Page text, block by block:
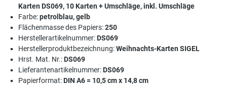
Karten DS069, 10 Karten + Umschläge, inkl. Umschläge
Farbe:petrolblau, gelb
Flächenmasse des Papiers:250
Herstellerartikelnummer:DS069
Herstellerproduktbezeichnung:Weihnachts-Karten SIGEL
Hrst. Mat. Nr.:DS069
Lieferantenartikelnummer:DS069
Papierformat:DIN A6 = 10,5 cm x 14,8 cm